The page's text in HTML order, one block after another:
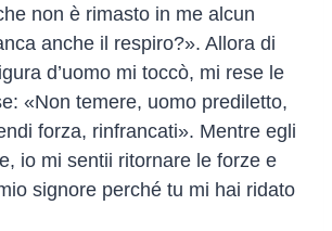
non è rimasto in me alcun
anche il respiro?». Allora di
d’uomo mi toccò, mi rese le
«Non temere, uomo prediletto,
forza, rinfrancati». Mentre egli
io mi sentii ritornare le forze e
signore perché tu mi hai ridato